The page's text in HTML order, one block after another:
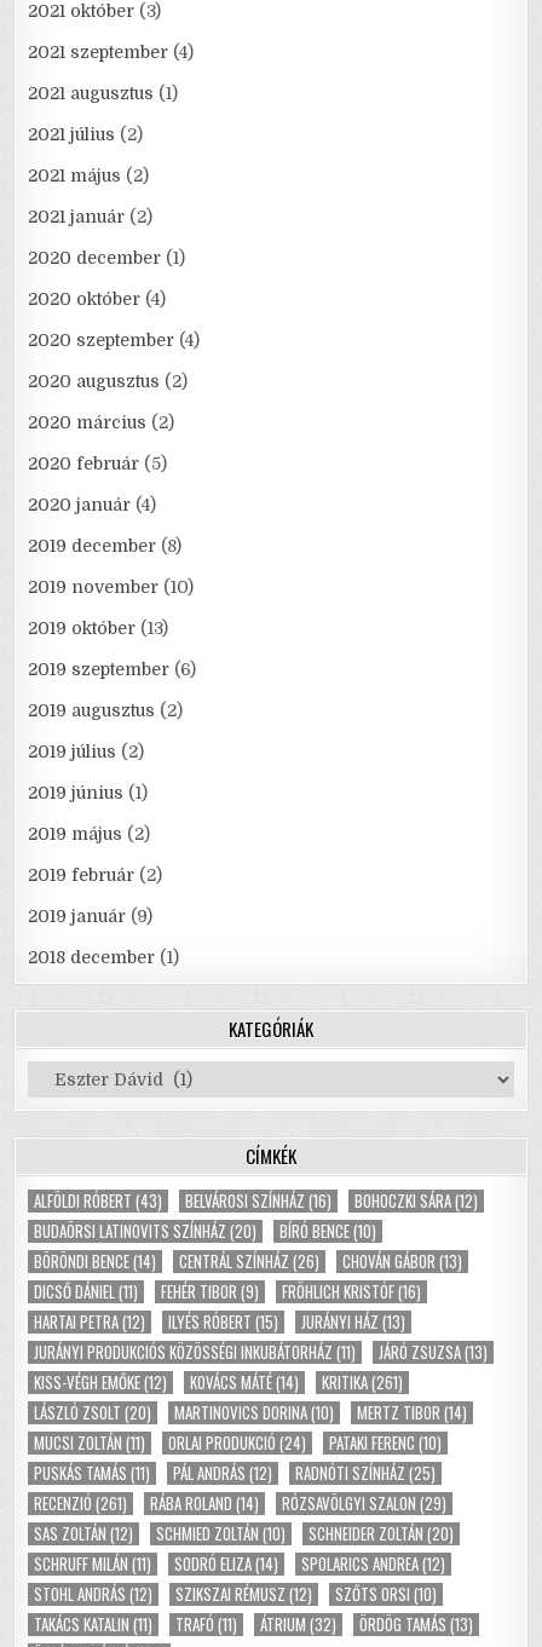
2021 október (3)
2021 szeptember (4)
2021 augusztus (1)
2021 július (2)
2021 május (2)
2021 január (2)
2020 december (1)
2020 október (4)
2020 szeptember (4)
2020 augusztus (2)
2020 március (2)
2020 február (5)
2020 január (4)
2019 december (8)
2019 november (10)
2019 október (13)
2019 szeptember (6)
2019 augusztus (2)
2019 július (2)
2019 június (1)
2019 május (2)
2019 február (2)
2019 január (9)
2018 december (1)
KATEGÓRIÁK
Kategóriák
CÍMKÉK
ALFÖLDI RÓBERT (43) BELVÁROSI SZÍNHÁZ (16) BOHOCZKI SÁRA(12)
BUDAÖRSI LATINOVITS SZÍNHÁZ (20) BÍRÓ BENCE(10)
BÖRÖNDI BENCE(14) CENTRÁL SZÍNHÁZ (26) CHOVÁN GÁBOR (13)
DICSŐ DÁNIEL(11) FEHÉR TIBOR (9) FRÖHLICH KRISTÓF(16)
HARTAI PETRA(12) ILYÉS RÓBERT (15) JURÁNYI HÁZ (13)
JURÁNYI PRODUKCIÓS KÖZÖSSÉGI INKUBÁTORHÁZ (11) JÁRÓ ZSUZSA(13)
KISS-VÉGH EMŐKE(12) KOVÁCS MÁTÉ(14) KRITIKA(261)
LÁSZLÓ ZSOLT (20) MARTINOVICS DORINA(10) MERTZ TIBOR (14)
MUCSI ZOLTÁN (11) ORLAI PRODUKCIÓ (24) PATAKI FERENC (10)
PUSKÁS TAMÁS (11) PÁL ANDRÁS (12) RADNÓTI SZÍNHÁZ (25)
RECENZIÓ (261) RÁBA ROLAND (14) RÓZSAVÖLGYI SZALON (29)
SAS ZOLTÁN (12) SCHMIED ZOLTÁN (10) SCHNEIDER ZOLTÁN (20)
SCHRUFF MILÁN (11) SODRÓ ELIZA(14) SPOLARICS ANDREA(12)
STOHL ANDRÁS (12) SZIKSZAI RÉMUSZ (12) SZŐTS ORSI (10)
TAKÁCS KATALIN (11) TRAFÓ (11) ÁTRIUM (32) ÖRDÖG TAMÁS (13)